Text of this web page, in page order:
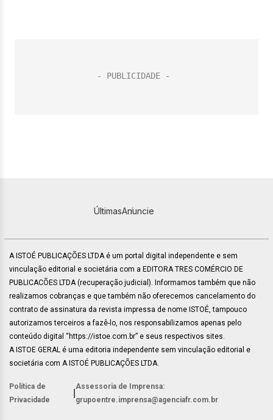
ÚltimasAnuncie
A ISTOÉ PUBLICAÇÕES LTDA é um portal digital independente e sem
vinculação editorial e societária com a EDITORA TRES COMÉRCIO DE
PUBLICACÕES LTDA (recuperação judicial). Informamos também que não
realizamos cobranças e que também não oferecemos cancelamento do
contrato de assinatura da revista impressa de nome ISTOÉ, tampouco
autorizamos terceiros a fazê-lo, nos responsabilizamos apenas pelo
conteúdo digital “https://istoe.com.br” e seus respectivos sites.
A ISTOE GERAL é uma editoria independente sem vinculação editorial e
societária com A ISTOÉ PUBLICAÇÕES LTDA.
Política de
Privacidade
Assessoria de Imprensa:
grupoentre.imprensa@agenciafr.com.br